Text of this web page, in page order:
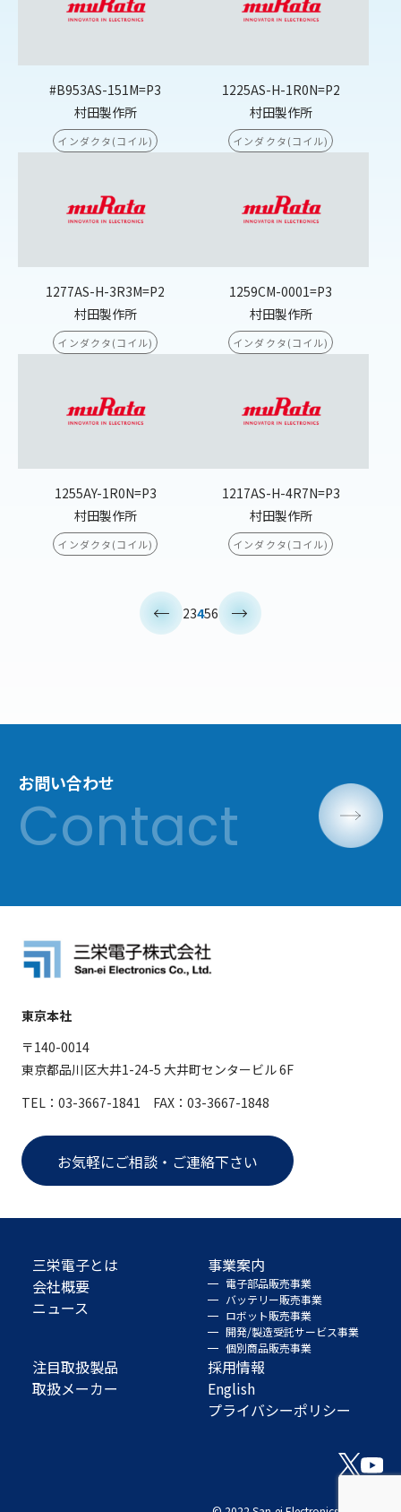
#B953AS-151M=P3
村田製作所
インダクタ(コイル)
1225AS-H-1R0N=P2
村田製作所
インダクタ(コイル)
1277AS-H-3R3M=P2
村田製作所
インダクタ(コイル)
1259CM-0001=P3
村田製作所
インダクタ(コイル)
1255AY-1R0N=P3
村田製作所
インダクタ(コイル)
1217AS-H-4R7N=P3
村田製作所
インダクタ(コイル)
23456
お問い合わせ
東京本社
〒140-0014
東京都品川区大井1-24-5 大井町センタービル 6F
TEL：03-3667-1841 FAX：03-3667-1848
お気軽にご相談・ご連絡下さい
三栄電子とは
会社概要
ニュース
事業案内
電子部品販売事業
バッテリー販売事業
ロボット販売事業
開発/製造受託サービス事業
個別商品販売事業
注目取扱製品
取扱メーカー
採用情報
English
プライバシーポリシー